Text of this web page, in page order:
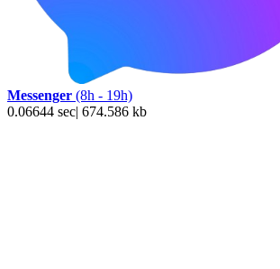
Messenger (8h - 19h)
0.06644 sec| 674.586 kb